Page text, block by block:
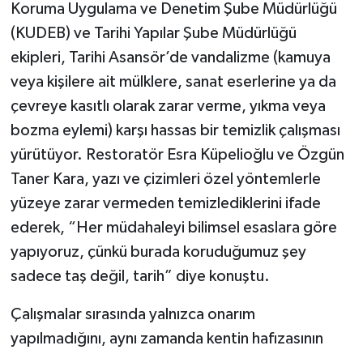
Koruma Uygulama ve Denetim Şube Müdürlüğü
(KUDEB) ve Tarihi Yapılar Şube Müdürlüğü
ekipleri, Tarihi Asansör’de vandalizme (kamuya
veya kişilere ait mülklere, sanat eserlerine ya da
çevreye kasıtlı olarak zarar verme, yıkma veya
bozma eylemi) karşı hassas bir temizlik çalışması
yürütüyor. Restoratör Esra Küpelioğlu ve Özgün
Taner Kara, yazı ve çizimleri özel yöntemlerle
yüzeye zarar vermeden temizlediklerini ifade
ederek, “Her müdahaleyi bilimsel esaslara göre
yapıyoruz, çünkü burada koruduğumuz şey
sadece taş değil, tarih” diye konuştu.
Çalışmalar sırasında yalnızca onarım
yapılmadığını, aynı zamanda kentin hafızasının